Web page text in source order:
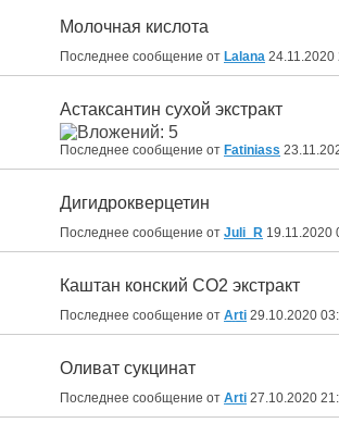
Молочная кислота
Последнее сообщение от Lalana 24.11.2020
Астаксантин сухой экстракт
Последнее сообщение от Fatiniass
Дигидрокверцетин
Последнее сообщение от Juli_R 19.11.2020
Каштан конский СО2 экстракт
Последнее сообщение от Arti 29.10.2020
Оливат сукцинат
Последнее сообщение от Arti 27.10.2020